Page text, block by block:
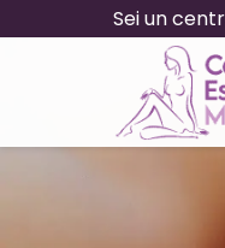
Sei un